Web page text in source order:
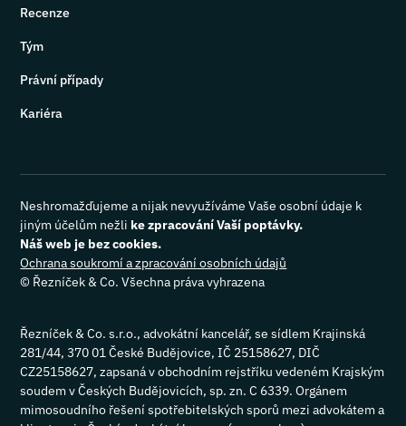
Recenze
Tým
Právní případy
Kariéra
© Řezníček & Co. Všechna práva vyhrazena
Ochrana soukromí a zpracování osobních údajů
Neshromažďujeme a nijak nevyužíváme Vaše osobní údaje k
jiným účelům nežli ke zpracování Vaší poptávky.
Náš web je bez cookies.
Řezníček & Co. s.r.o., advokátní kancelář, se sídlem Krajinská
281/44, 370 01 České Budějovice, IČ 25158627, DIČ
CZ25158627, zapsaná v obchodním rejstříku vedeném Krajským
soudem v Českých Budějovicích, sp. zn. C 6339. Orgánem
mimosoudního řešení spotřebitelských sporů mezi advokátem a